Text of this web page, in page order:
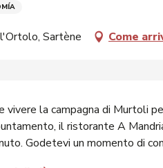
Sartène Come
vivere la campagna di Murtoli
il ristorante A
Godetevi un momento di